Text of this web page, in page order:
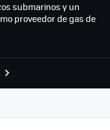
submarinos y un
proveedor de gas de